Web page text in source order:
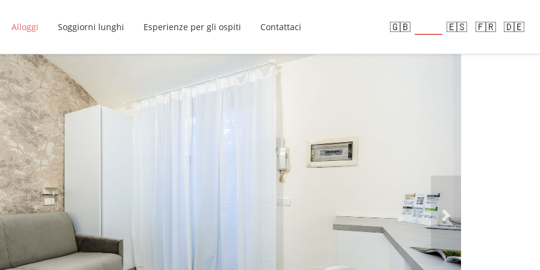
Alloggi Soggiorni lunghi Esperienze per gli ospiti Contattaci 🇬🇧 🇪🇸 🇫🇷 🇩🇪